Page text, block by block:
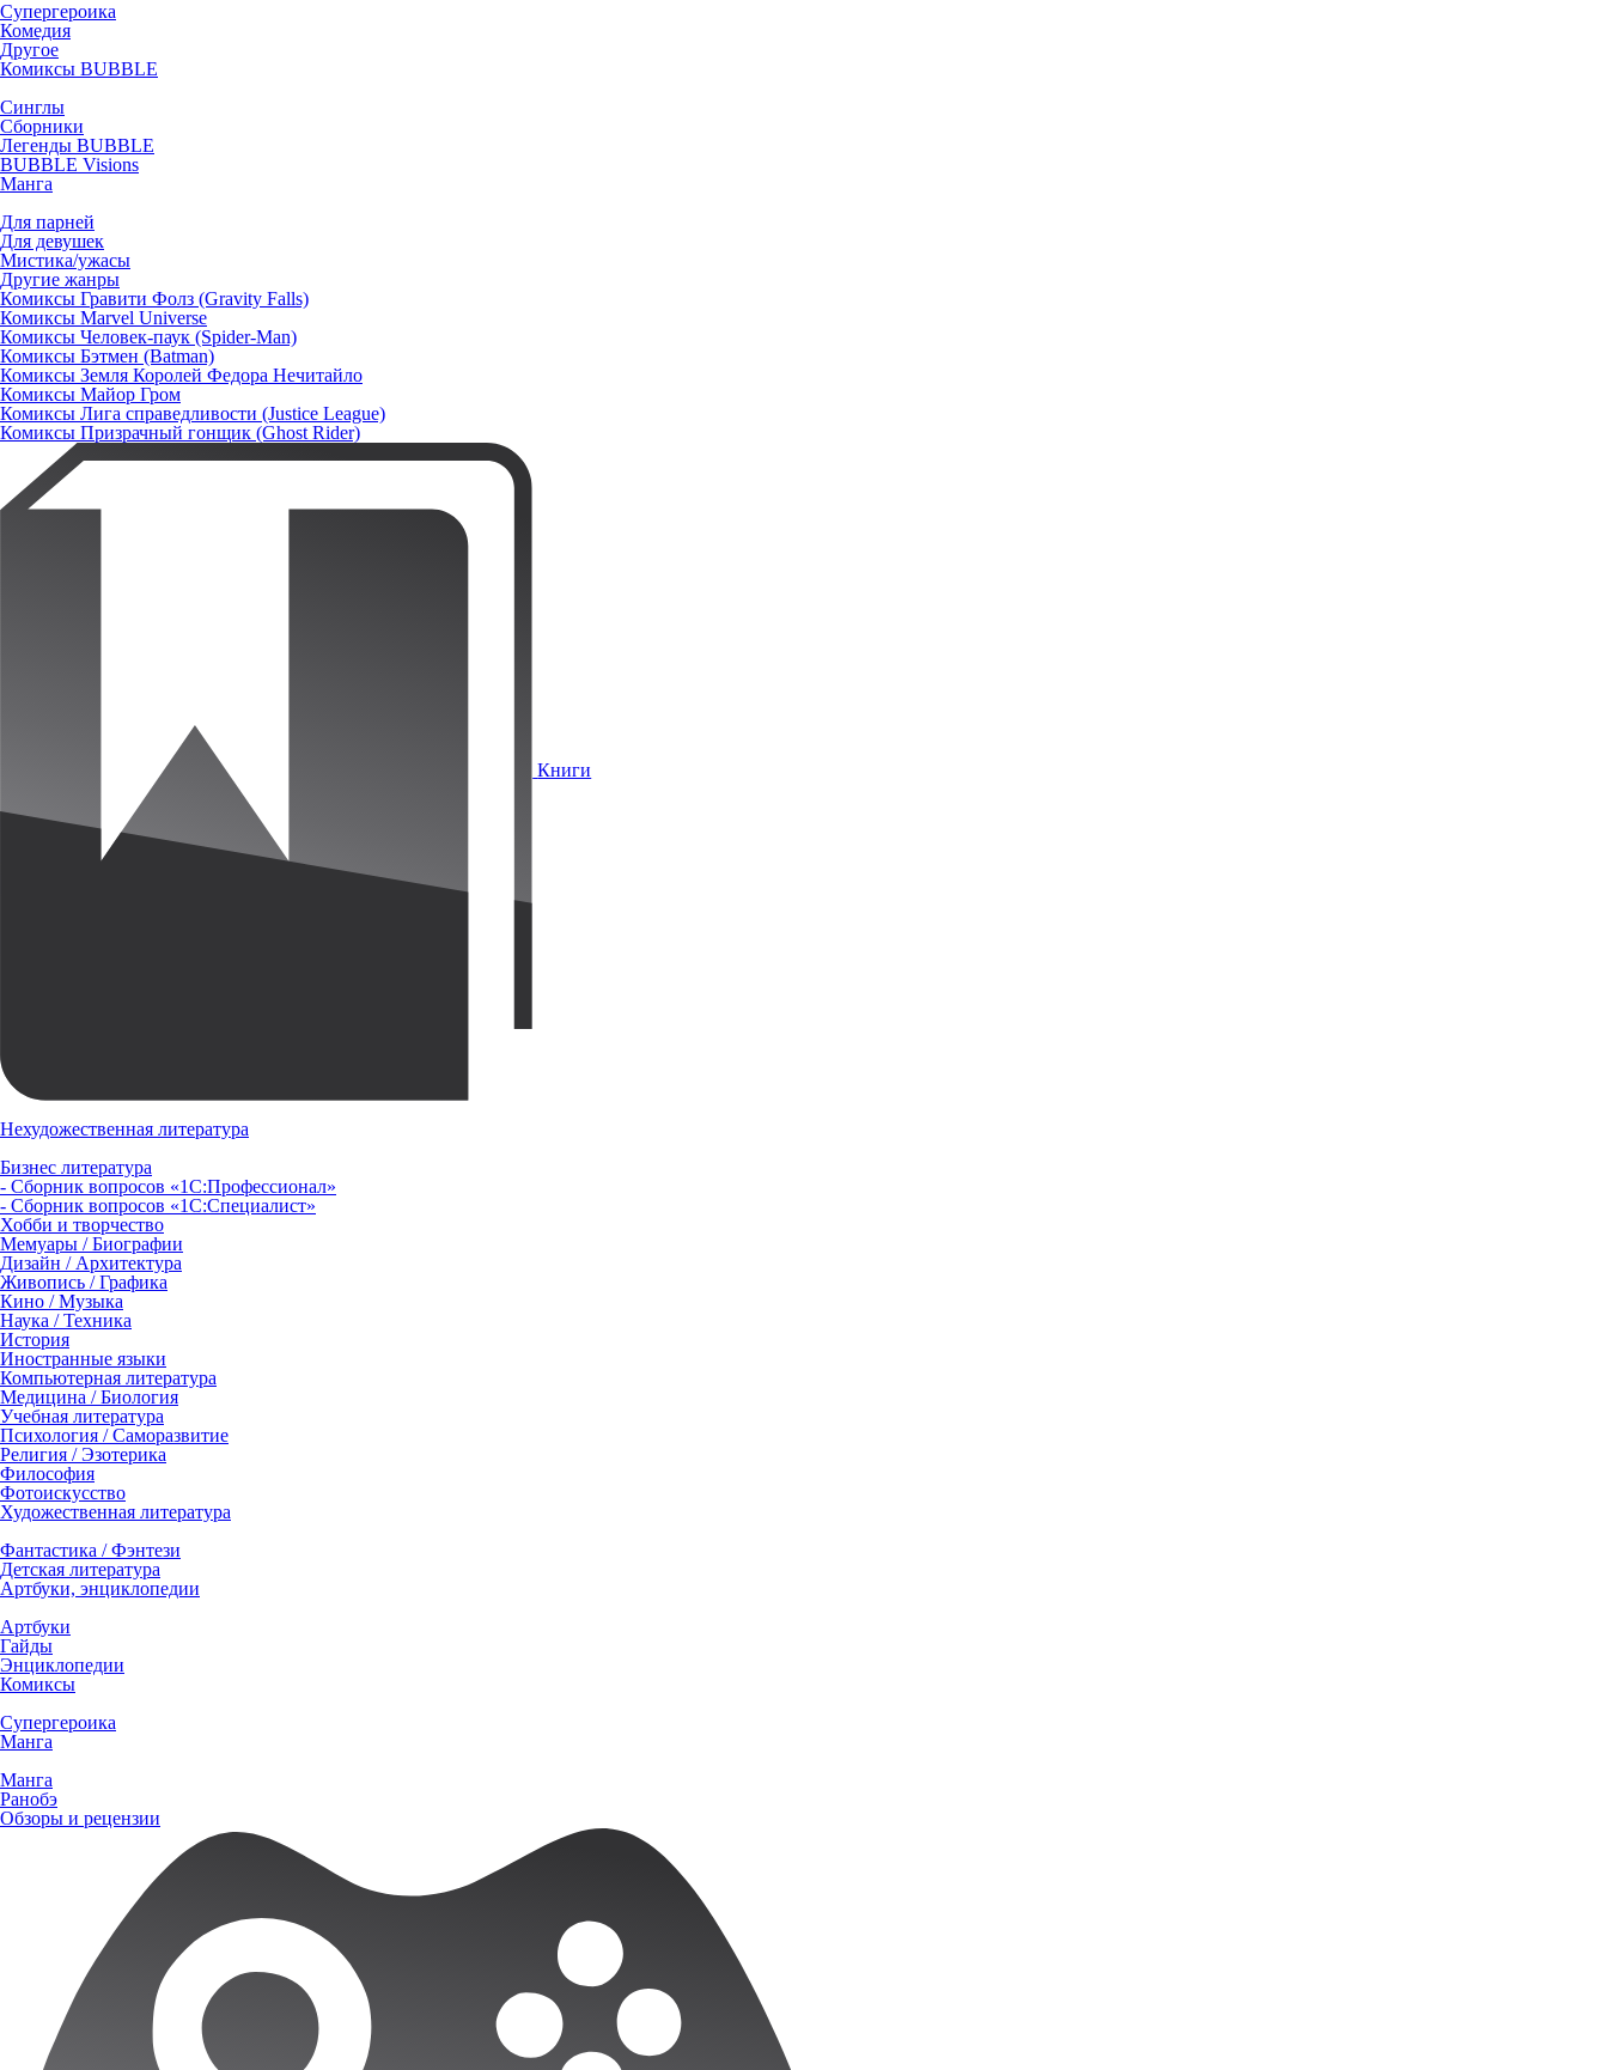
Супергероика
Комедия
Другое
Комиксы BUBBLE
Синглы
Сборники
Легенды BUBBLE
BUBBLE Visions
Манга
Для парней
Для девушек
Мистика/ужасы
Другие жанры
Комиксы Гравити Фолз (Gravity Falls)
Комиксы Marvel Universe
Комиксы Человек-паук (Spider-Man)
Комиксы Бэтмен (Batman)
Комиксы Земля Королей Федора Нечитайло
Комиксы Майор Гром
Комиксы Лига справедливости (Justice League)
Комиксы Призрачный гонщик (Ghost Rider)
Книги
Нехудожественная литература
Бизнес литература
- Сборник вопросов «1С:Профессионал»
- Сборник вопросов «1С:Специалист»
Хобби и творчество
Мемуары / Биографии
Дизайн / Архитектура
Живопись / Графика
Кино / Музыка
Наука / Техника
История
Иностранные языки
Компьютерная литература
Медицина / Биология
Учебная литература
Психология / Саморазвитие
Религия / Эзотерика
Философия
Фотоискусство
Художественная литература
Фантастика / Фэнтези
Детская литература
Артбуки, энциклопедии
Артбуки
Гайды
Энциклопедии
Комиксы
Супергероика
Манга
Манга
Ранобэ
Обзоры и рецензии